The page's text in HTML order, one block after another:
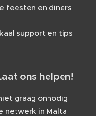
feesten en diners
support en tips
ons helpen!
graag onnodig
netwerk in Malta